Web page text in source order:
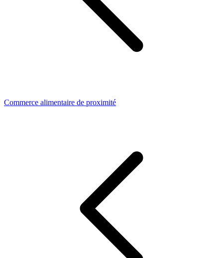
Commerce alimentaire de proximité